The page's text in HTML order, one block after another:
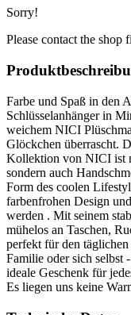
Sorry!
Please contact the shop
Farbe und Spaß in den
Schlüsselanhänger in
weichem NICI
Glöckchen überrascht.
Kollektion von NICI ist
sondern auch
Form des coolen
farbenfrohen Design
werden . Mit seinem
mühelos an Taschen,
perfekt für den
Familie oder sich selbst
ideale Geschenk für
Es liegen uns keine